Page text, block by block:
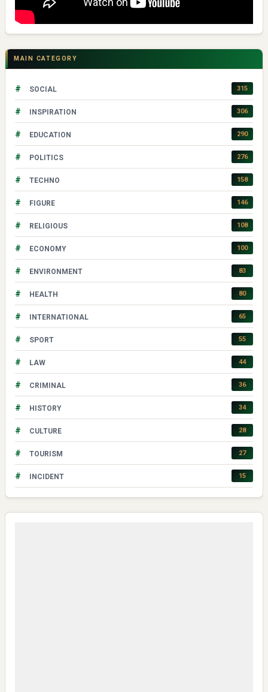
MAIN CATEGORY
# SOCIAL 315
# INSPIRATION 306
# EDUCATION 290
# POLITICS 276
# TECHNO 158
# FIGURE 146
# RELIGIOUS 108
# ECONOMY 100
# ENVIRONMENT 83
# HEALTH 80
# INTERNATIONAL 65
# SPORT 55
# LAW 44
# CRIMINAL 36
# HISTORY 34
# CULTURE 28
# TOURISM 27
# INCIDENT 15